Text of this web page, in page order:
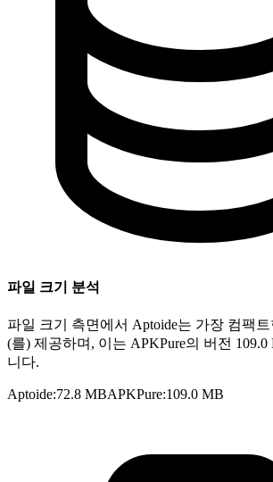
파일 크기 분석
파일 크기 측면에서 Aptoide는 가장 컴팩
(를) 제공하며, 이는 APKPure의 버전
니다.
Aptoide:72.8 MBAPKPure:109.0 MB